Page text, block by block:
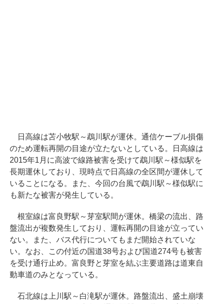
日高線は苫小牧駅～鵡川駅が運休。通信ケーブル損傷
のため運転再開の目途が立たないとしている。日高線は
2015年1月に高波で線路被害を受けて鵡川駅～様似駅を
長期運休しており、現時点で日高線の全区間が運休して
いることになる。また、今回の台風で鵡川駅～様似駅に
も新たな被害が発生している。
根室線は富良野駅～芽室駅間が運休。橋梁の流出、路
盤流出が複数発生しており、運転再開の目途が立ってい
ない。また、バス代行についてもまだ開始されていな
い。なお、この付近の国道38号および国道274号も被害
を受け通行止め。富良野と芽室を結ぶ主要道路は道東自
動車道のみとなっている。
石北線は上川駅～白滝駅が運休。路盤流出、盛土崩壊